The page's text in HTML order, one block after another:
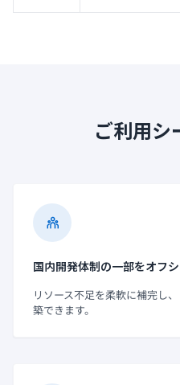
ご利用シ
国内開発体制の一部をオフ
リソース不足を柔軟に補完し
築できます。